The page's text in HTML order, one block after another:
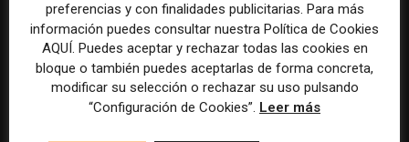
preferencias y con finalidades publicitarias. Para más
información puedes consultar nuestra Política de Cookies
AQUÍ. Puedes aceptar y rechazar todas las cookies en
bloque o también puedes aceptarlas de forma concreta,
modificar su selección o rechazar su uso pulsando
“Configuración de Cookies”. Leer más